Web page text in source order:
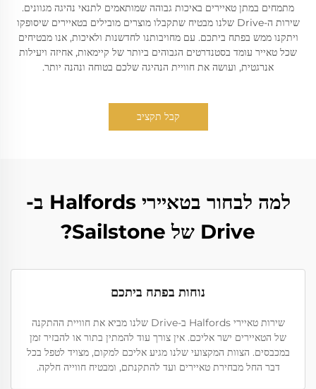
מתמחים במתן טאיירים באיכות גבוהה שמותאמים לתנאי נהיגה מגוונים.
שירות ה-Drive שלנו מבטיח שתקבלו מוצרים מובילים בטאיירים שיסופקו
ויתקנו ממש בפתח ביתכם. עם מחויבותנו לחדשנות ולאיכות, אנו מבטיחים
שכל טאייר עומד בסטנדרטים הגבוהים ביותר של קיימאות, אחיזה ויעילות
אנרגטית, ועושה את חוויית הנהיגה שלכם בטוחה ונהנה יותר.
קבל תקציב
למה לבחור בטאיירי Halfords ב-
Drive של Sailstone?
נוחות בפתח ביתכם
שירות טאיירי Halfords ב-Drive שלנו מביא את חוויית ההתקנה
של הטאיירים ישר אליכם. אין צורך עוד להמתין בתור או להבזיר זמן
במכבסים. הצוות המקצועי שלנו מגיע אליכם למקום, מצויד לטפל בכל
דבר החל מבחירת טאיירים ועד להתקנתם, ומבטיח חווייה חלקה.